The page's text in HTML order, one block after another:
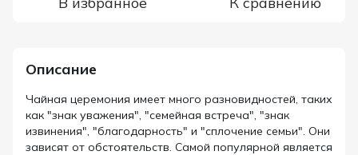
Описание
Чайная церемония имеет много разновидностей, таких
как "знак уважения", "семейная встреча", "знак
извинения", "благодарность" и "сплочение семьи". Они
зависят от обстоятельств. Самой популярной является